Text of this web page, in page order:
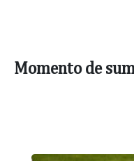
Momento de